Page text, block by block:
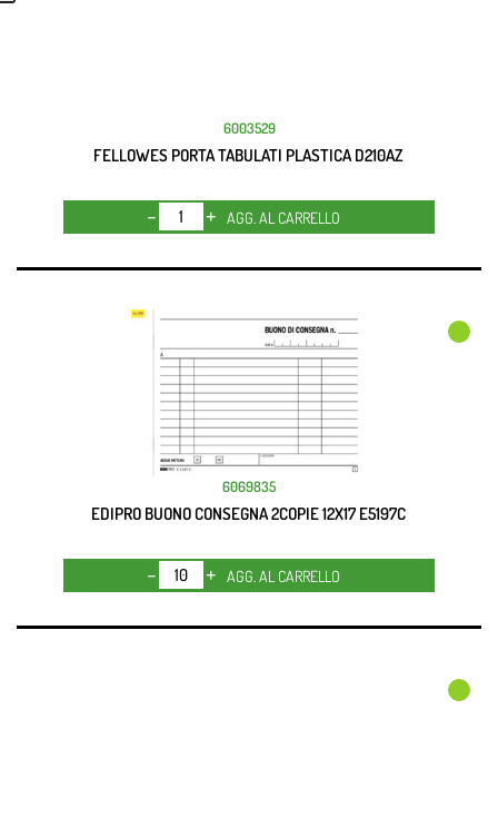
6003529
FELLOWES PORTA TABULATI PLASTICA D210AZ
Quantità
AGG. AL CARRELLO
6069835
EDIPRO BUONO CONSEGNA 2COPIE 12X17 E5197C
Quantità
AGG. AL CARRELLO